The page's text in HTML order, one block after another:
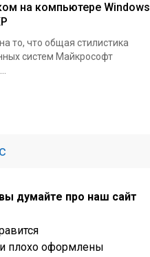
на компьютере Windows
то, что общая стилистика
систем Майкрософт
думайте про наш сайт
плохо оформлены